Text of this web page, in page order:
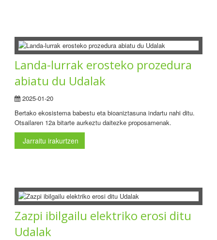
Landa-lurrak erosteko prozedura
abiatu du Udalak
2025-01-20
Bertako ekosistema babestu eta bioaniztasuna indartu nahi ditu.
Otsailaren 12a bitarte aurkeztu daitezke proposamenak.
Jarraitu irakurtzen
Zazpi ibilgailu elektriko erosi ditu
Udalak